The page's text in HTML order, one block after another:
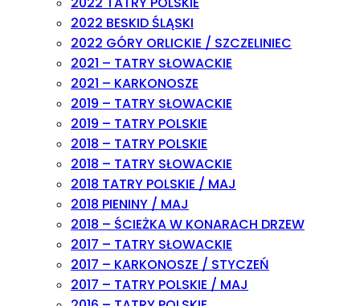
2022 BESKID ŚLĄSKI
2022 GÓRY ORLICKIE / SZCZELINIEC
2021 – TATRY SŁOWACKIE
2021 – KARKONOSZE
2019 – TATRY SŁOWACKIE
2019 – TATRY POLSKIE
2018 – TATRY POLSKIE
2018 – TATRY SŁOWACKIE
2018 TATRY POLSKIE / MAJ
2018 PIENINY / MAJ
2018 – ŚCIEŻKA W KONARACH DRZEW
2017 – TATRY SŁOWACKIE
2017 – KARKONOSZE / STYCZEŃ
2017 – TATRY POLSKIE / MAJ